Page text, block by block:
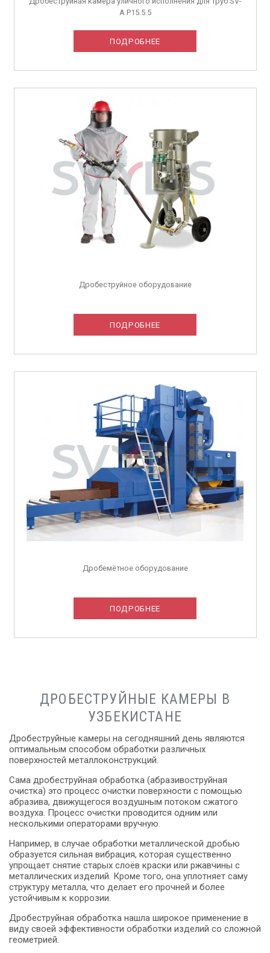
A.P15.5.5
ПОДРОБНЕЕ
Дробеструйное оборудование
ПОДРОБНЕЕ
Дробемётное оборудование
ПОДРОБНЕЕ
ДРОБЕСТРУЙНЫЕ КАМЕРЫ В
УЗБЕКИСТАНЕ
Дробеструйные камеры на сегодняшний день являются
оптимальным способом обработки различных
поверхностей металлоконструкций.
Сама дробеструйная обработка (абразивоструйная
очистка) это процесс очистки поверхности с помощью
абразива, движущегося воздушным потоком сжатого
воздуха. Процесс очистки проводится одним или
несколькими операторами вручную.
Например, в случае обработки металлической дробью
образуется сильная вибрация, которая существенно
упрощает снятие старых слоёв краски или ржавчины с
металлических изделий. Кроме того, она уплотняет саму
структуру металла, что делает его прочней и более
устойчивым к коррозии.
Дробеструйная обработка нашла широкое применение в
виду своей эффективности обработки изделий со сложной
геометрией.